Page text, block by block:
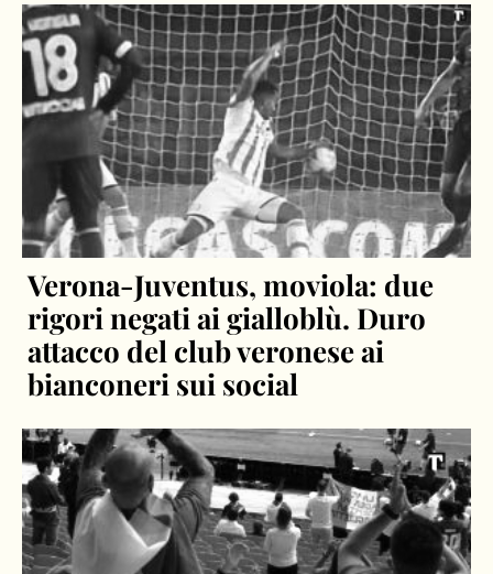
Verona-Juventus, moviola: due
rigori negati ai gialloblù. Duro
attacco del club veronese ai
bianconeri sui social